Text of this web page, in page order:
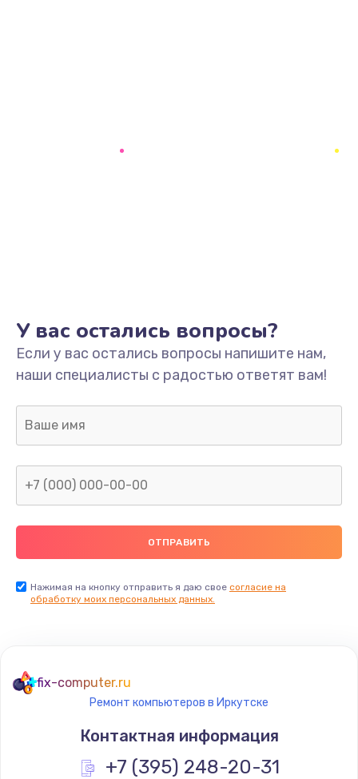
У вас остались вопросы?
Если у вас остались вопросы напишите нам,
наши специалисты с радостью ответят вам!
Нажимая на кнопку отправить я даю свое согласие на
обработку моих персональных данных.
fix-computer.ru
Ремонт компьютеров в Иркутске
Контактная информация
+7 (395) 248-20-31